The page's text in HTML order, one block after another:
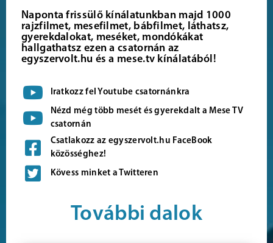
Naponta frissülő kínálatunkban majd 1000
rajzfilmet, mesefilmet, bábfilmet, láthatsz,
gyerekdalokat, meséket, mondókákat
hallgathatsz ezen a csatornán az
egyszervolt.hu és a mese.tv kínálatából!
Iratkozz fel Youtube csatornánkra
Nézd még több mesét és gyerekdalt a Mese TV
csatornán
Csatlakozz az egyszervolt.hu FaceBook
közösséghez!
Kövess minket a Twitteren
További dalok